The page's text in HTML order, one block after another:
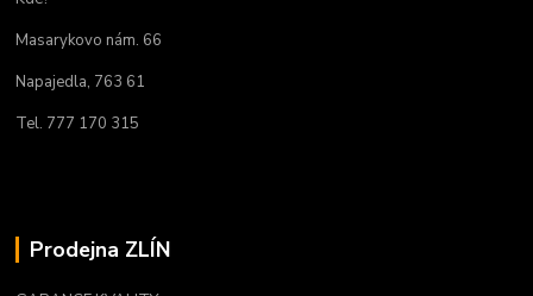
Masarykovo nám. 66
Napajedla, 763 61
Tel. 777 170 315
Prodejna ZLÍN